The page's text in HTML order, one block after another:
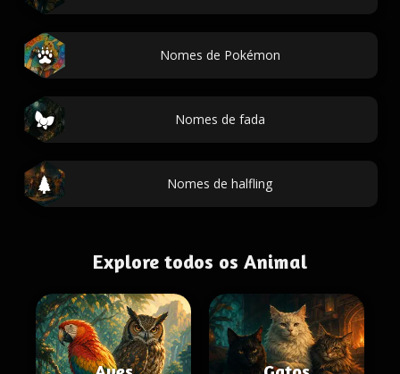
Nomes de Pokémon
Nomes de fada
Nomes de halfling
Explore todos os Animal